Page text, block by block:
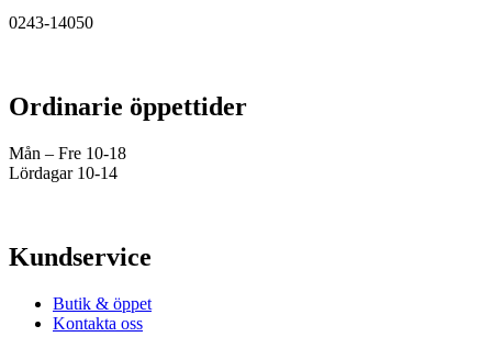
0243-14050
Ordinarie öppettider
Mån – Fre 10-18
Lördagar 10-14
Kundservice
Butik & öppet
Kontakta oss